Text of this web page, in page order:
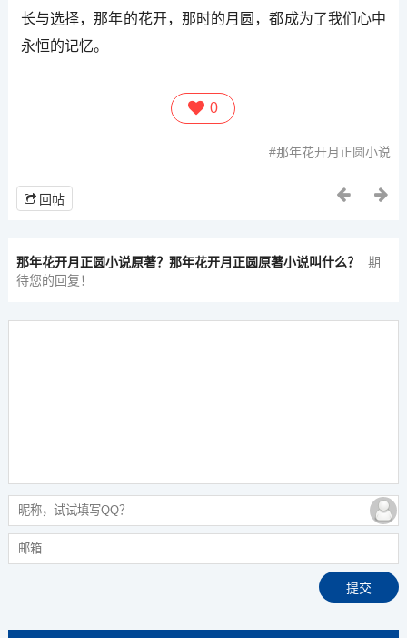
长与选择，那年的花开，那时的月圆，都成为了我们心中
永恒的记忆。
0
那年花开月正圆小说
回帖
那年花开月正圆小说原著？那年花开月正圆原著小说叫什么？
期
待您的回复！